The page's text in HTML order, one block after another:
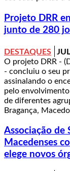
Projeto DRR
junto de 280
DESTAQUES
O projeto DRR -
- concluiu o seu
assinalando o
pelo
de diferentes
Bragança,
Associação de
Macedenses
elege novos